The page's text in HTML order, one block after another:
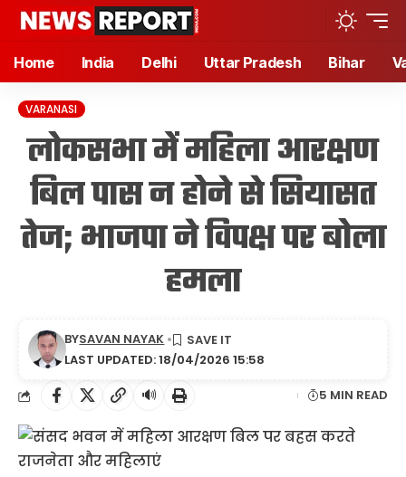
Home India Delhi Uttar Pradesh Bihar
VARANASI
लोकसभा में महिला आरक्षण
बिल पास न होने से सियासत
तेज; भाजपा ने विपक्ष पर बोला
हमला
LAST UPDATED: 18/04/2026 15:58
BYSAVAN NAYAK
🔊 5 MIN READ